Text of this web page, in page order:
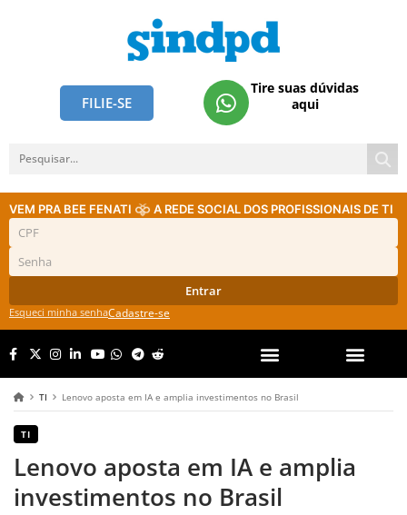
FILIE-SE
Tire suas dúvidas
aqui
VEM PRA BEE FENATI A REDE SOCIAL DOS PROFISSIONAIS DE TI
Entrar
Esqueci minha senhaCadastre-se
TI Lenovo aposta em IA e amplia investimentos no Brasil
TI
Lenovo aposta em IA e amplia
investimentos no Brasil